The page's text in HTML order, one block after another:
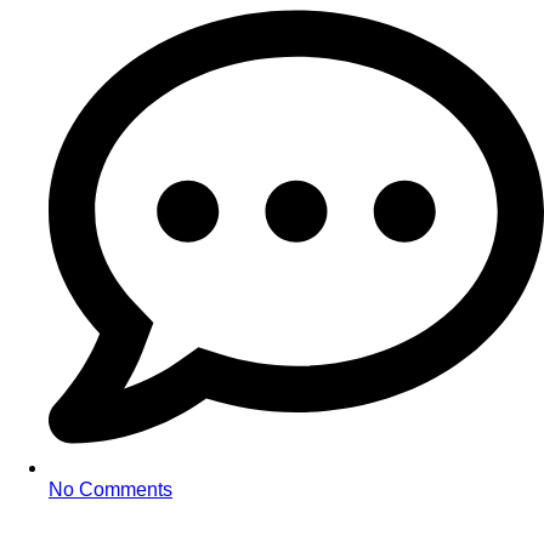
No Comments